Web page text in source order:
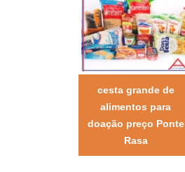
cesta grande de
alimentos para
doação preço Ponte
Rasa